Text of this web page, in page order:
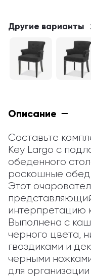
Другие варианты
Описание
Составьте
Key Largo с
обеденного
роскошные
Этот
интерпретацию
Выполнена с
черного цвета,
гвоздиками и
черными
для